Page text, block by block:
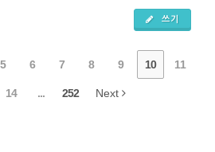
쓰기
5 6 7 8 9 10 11
14 ... 252 Next